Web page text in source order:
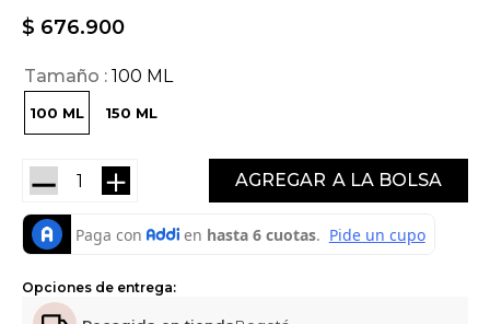
$ 676.900
Tamaño 100 ML
100 ML 150 ML
＋
－ AGREGAR
Opciones de entrega: